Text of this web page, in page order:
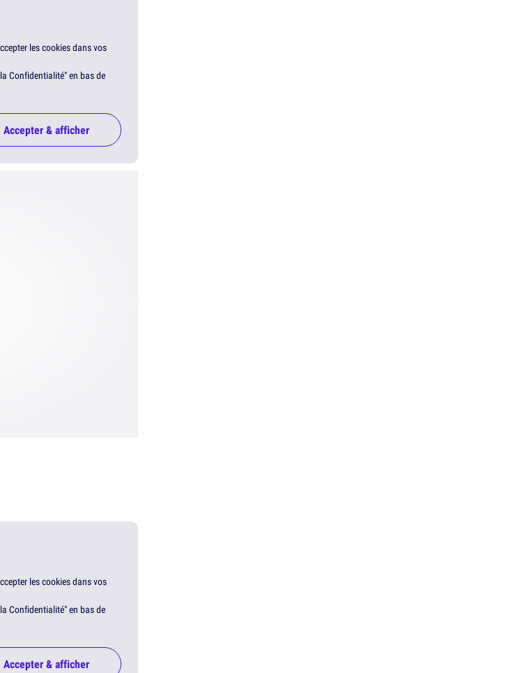
les cookies dans vos
Confidentialité" en bas de
Accepter & afficher
les cookies dans vos
Confidentialité" en bas de
Accepter & afficher